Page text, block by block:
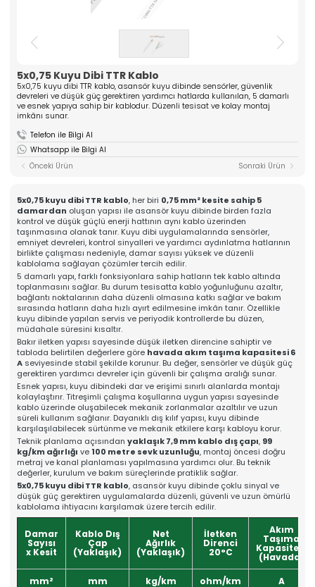
Kurumsal
» Hakkımızda
» Vizyon, Misyon
» Kariyer
» Kablo Grubu
» Halat Şişesi Grubu
» Plastik Grubu
» Konsol Grubu
» Yedek Parçalar
Kalite
» Kalite Belgelerimiz
» Kalite Politikamız
Üretim
» Üretim Hattımız
» Özel Üretim Yeteneğimiz
Online Katalog
» İleitşim Bilgilerimiz
» Konum Bilgilerimiz
ve yüksek kaliteli komponentler üreten güçlü bir
üreticidir. Mühendislik tecrübesiyle güven veren
çözümler sunar.
» Halat Şişesi Grubu
» Plastik Grubu
» Konsol Grubu
» Yedek Parçalar
» Tüm Kategoriler
Tüm hakkı saklıdır. Sitemizde kullanılan tüm içerik ve görseller
Mahens Asansör'e ait olup izinsiz kullanımı hukuki yaptırıma tabidir.
İhracat & Lojistik
Haberler
Kariyer
İletişim
5x0,75 Kuyu Dibi TTR Kablo
5x0,75 kuyu dibi TTR kablo, asansör kuyu dibinde sensörler, güvenlik
devreleri ve düşük güç gerektiren yardımcı hatlarda kullanılan, 5 damarlı
ve esnek yapıya sahip bir kablodur. Düzenli tesisat ve kolay montaj
imkânı sunar.
Telefon ile Bilgi Al
Whatsapp ile Bilgi Al
Önceki Ürün
Sonraki Ürün
5x0,75 kuyu dibi TTR kablo, her biri 0,75 mm² kesite sahip 5
damardan oluşan yapısı ile asansör kuyu dibinde birden fazla
kontrol ve düşük güçlü enerji hattının aynı kablo üzerinden
taşınmasına olanak tanır. Kuyu dibi uygulamalarında sensörler,
emniyet devreleri, kontrol sinyalleri ve yardımcı aydınlatma hatlarının
birlikte çalışması nedeniyle, damar sayısı yüksek ve düzenli
kablolama sağlayan çözümler tercih edilir.
5 damarlı yapı, farklı fonksiyonlara sahip hatların tek kablo altında
toplanmasını sağlar. Bu durum tesisatta kablo yoğunluğunu azaltır,
bağlantı noktalarının daha düzenli olmasına katkı sağlar ve bakım
sırasında hatların daha hızlı ayırt edilmesine imkân tanır. Özellikle
kuyu dibinde yapılan servis ve periyodik kontrollerde bu düzen,
müdahale süresini kısaltır.
Bakır iletken yapısı sayesinde düşük iletken direncine sahiptir ve
tabloda belirtilen değerlere göre havada akım taşıma kapasitesi 6
A seviyesinde stabil şekilde korunur. Bu değer, sensörler ve düşük güç
gerektiren yardımcı devreler için güvenli bir çalışma aralığı sunar.
Esnek yapısı, kuyu dibindeki dar ve erişimi sınırlı alanlarda montajı
kolaylaştırır. Titreşimli çalışma koşullarına uygun yapısı sayesinde
kablo üzerinde oluşabilecek mekanik zorlanmalar azaltılır ve uzun
süreli kullanım sağlanır. Dayanıklı dış kılıf yapısı, kuyu dibinde
karşılaşılabilecek sürtünme ve mekanik etkilere karşı kabloyu korur.
Teknik planlama açısındanyaklaşık 7,9 mm kablo dış çapı, 99
kg/km ağırlığı ve 100 metre sevk uzunluğu, montaj öncesi doğru
metraj ve kanal planlaması yapılmasına yardımcı olur. Bu teknik
değerler, kurulum ve bakım süreçlerinde pratiklik sağlar.
5x0,75 kuyu dibi TTR kablo, asansör kuyu dibinde çoklu sinyal ve
düşük güç gerektiren uygulamalarda düzenli, güvenli ve uzun ömürlü
kablolama ihtiyacını karşılamak üzere tercih edilir.
Damar
Sayısı
x Kesit
Kablo Dış
Çap
(Yaklaşık)
Net
Ağırlık
(Yaklaşık)
İletken
Direnci
20°C
Akım
Taşıma
Kapasitesi
(Havada)
mm²
mm kg/km ohm/km A